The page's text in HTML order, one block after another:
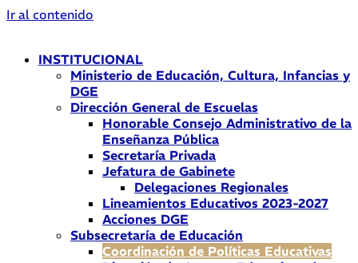
Ir al contenido
INSTITUCIONAL
Ministerio de Educación, Cultura, Infancias y
DGE
Dirección General de Escuelas
Honorable Consejo Administrativo de la
Enseñanza Pública
Secretaría Privada
Jefatura de Gabinete
Delegaciones Regionales
Lineamientos Educativos 2023-2027
Acciones DGE
Subsecretaría de Educación
Coordinación de Políticas Educativas